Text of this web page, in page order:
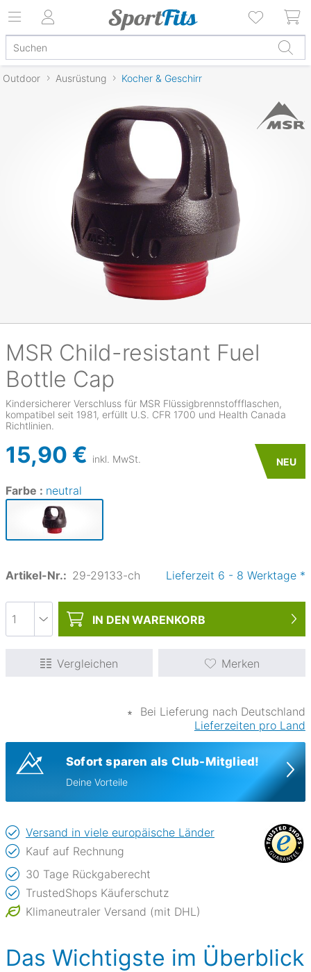
Outdoor Ausrüstung Kocher & Geschirr
MSR Child-resistant Fuel
Bottle Cap
Kindersicherer Verschluss für MSR Flüssigbrennstoffflaschen,
kompatibel seit 1981, erfüllt U.S. CFR 1700 und Health Canada
Richtlinien.
15,90 € inkl. MwSt. NEU
Farbe : neutral
Artikel-Nr.: 29-29133-ch Lieferzeit 6 - 8 Werktage *
IN DEN WARENKORB
Vergleichen Merken
∗
Bei Lieferung nach Deutschland
Lieferzeiten pro Land
Sofort sparen als Club-Mitglied!
Deine Vorteile
Versand in viele europäische Länder
Kauf auf Rechnung
30 Tage Rückgaberecht
TrustedShops Käuferschutz
Klimaneutraler Versand (mit DHL)
Das Wichtigste im Überblick